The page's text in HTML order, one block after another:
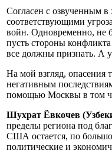
Согласен с озвученным
соответствующими
войн. Одновременно, не
пусть стороны
все должны признать. А
На мой взгляд, опасения
негативным
помощью Москвы в том
Шухрат Ёвкочев
пределы региона под
США остается, по
политические и